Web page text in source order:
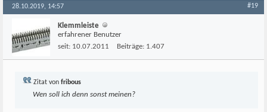
28.10.2019, 14:57 #19
Klemmleiste
erfahrener Benutzer
seit: 10.07.2011 Beiträge: 1.407
Zitat von fribous
Wen soll ich denn sonst meinen?